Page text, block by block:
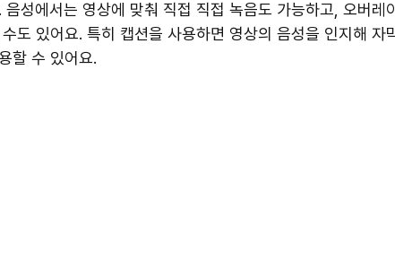
성에서는 영상에 맞춰 직접 직접 녹음도 가능하고, 오버레이
도 있어요. 특히 캡션을 사용하면 영상의 음성을 인지해 자
할 수 있어요.